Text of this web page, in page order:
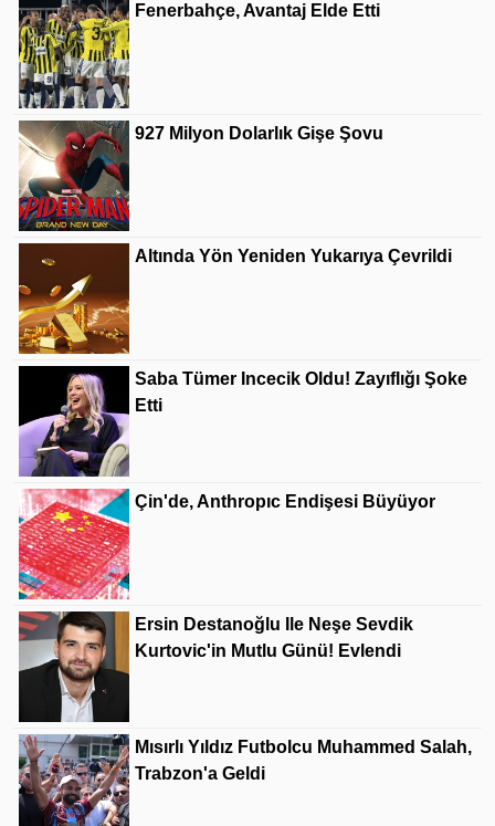
Fenerbahçe, Avantaj Elde Etti
927 Milyon Dolarlık Gişe Şovu
Altında Yön Yeniden Yukarıya Çevrildi
Saba Tümer Incecik Oldu! Zayıflığı Şoke
Etti
Çin'de, Anthropıc Endişesi Büyüyor
Ersin Destanoğlu Ile Neşe Sevdik
Kurtovic'in Mutlu Günü! Evlendi
Mısırlı Yıldız Futbolcu Muhammed Salah,
Trabzon'a Geldi